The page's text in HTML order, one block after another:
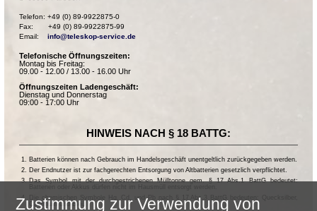
Telefon: +49 (0) 89-9922875-0
Fax:       +49 (0) 89-9922875-99
Email: info@teleskop-service.de
Telefonische Öffnungszeiten:
Montag bis Freitag:
09.00 - 12.00 / 13.00 - 16.00 Uhr
Öffnungszeiten Ladengeschäft:
Dienstag und Donnerstag
09:00 - 17:00 Uhr
HINWEIS NACH § 18 BATTG:
Batterien können nach Gebrauch im Handelsgeschäft unentgeltlich zurückgegeben werden.
Der Endnutzer ist zur fachgerechten Entsorgung von Altbatterien gesetzlich verpflichtet.
Das Symbol mit der durchgestrichenen Mülltonne gem. § 17 Abs.1 BattG bedeutet:
Die chemischen Symbole Hg, Cd, und Pb nach § 17 Abs.3 BattG bedeuten: Quecksilber,
Cadmium und Blei.
Zustimmung zur Verwendung von